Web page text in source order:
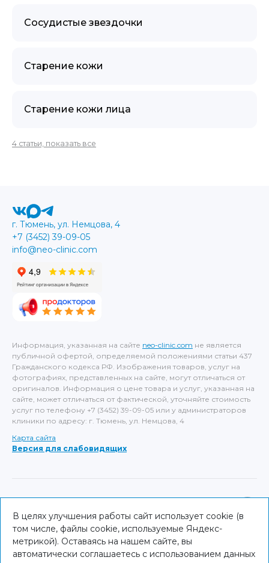
Сосудистые звездочки
Старение кожи
Старение кожи лица
4 статьи, показать все
Информация, указанная на сайте neo-clinic.com не является
публичной офертой, определяемой положениями статьи 437
Гражданского кодекса РФ. Изображения товаров, услуг на
фотографиях, представленных на сайте, могут отличаться от
оригиналов. Информация о цене товара и услуг, указанная на
сайте, может отличаться от фактической, уточняйте стоимость
услуг по телефону +7 (3452) 39-09-05 или у администраторов
клиники по адресу: г. Тюмень, ул. Немцова, 4
Карта сайта
Версия для слабовидящих
г. Тюмень, ул. Немцова, 4
+7 (3452) 39-09-05
info@neo-clinic.com
© NEO Clinic — 2026
КОНСУЛЬТАЦИЯ СПЕЦИАЛИСТА
В целях улучшения работы сайт использует cookie (в
том числе, файлы cookie, используемые Яндекс-
метрикой). Оставаясь на нашем сайте, вы
автоматически соглашаетесь с использованием данных